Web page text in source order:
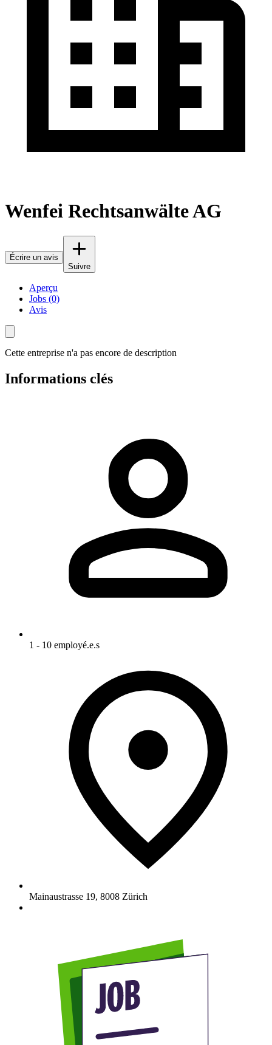
Wenfei Rechtsanwälte AG
Écrire un avis
Suivre
Aperçu
Jobs (0)
Avis
Cette entreprise n'a pas encore de description
Informations clés
1 - 10 employé.e.s
Mainaustrasse 19, 8008 Zürich